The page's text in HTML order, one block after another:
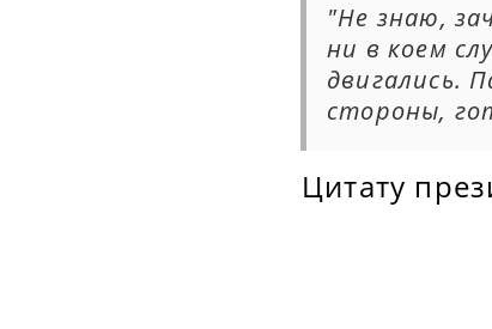
"Не знаю,
ни в коем
двигались.
стороны,
Цитату